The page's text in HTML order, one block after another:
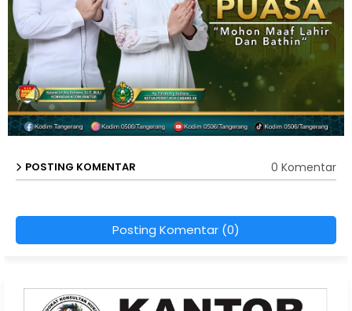
POSTING KOMENTAR 0 Komentar
Posting Komentar (0)